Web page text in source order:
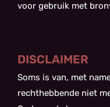
voor gebruik met
DISCLAIMER
Soms is van, met
rechthebbende niet